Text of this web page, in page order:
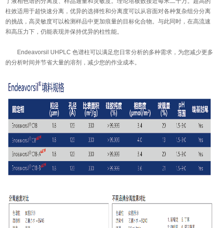
柱效适用于超快速分离，优异的选择性和分离度可以从容面对各种复杂组分分离
的挑战，高灵敏度可以检测样品中更加痕量的目标化合物。与此同时，在高流速
和高压力下，仍能表现并保持优异的柱性能。
Endeavorsil UHPLC 色谱柱可以满足您日常分析的多种需求，为您减少更多
的分析时间并节省大量的溶剂，减少您的作业成本。